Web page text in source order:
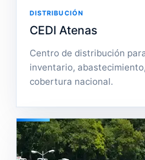
DISTRIBUCIÓN
CEDI Atenas
Centro de distribución
inventario,
cobertura nacional.